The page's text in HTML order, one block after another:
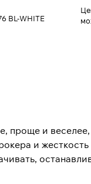
BL-WHITE
проще и
и